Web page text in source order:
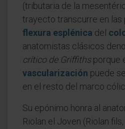
(tributaria de la
trayecto transcurre en las
flexura esplénica del
anatomistas clásicos
crítico de Griffithsporque
vascularización puede
en el resto del marco
Su epónimo honra al
Riolan el Joven (Riolan